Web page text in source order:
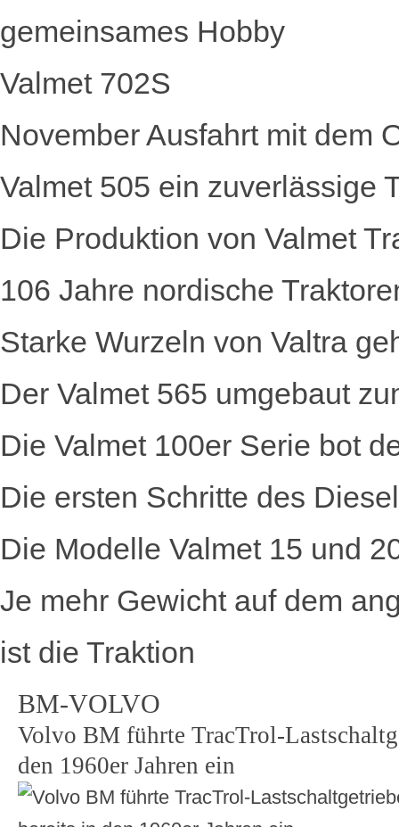
gemeinsames Hobby
Valmet 702S
November Ausfahrt mit dem
Valmet 505 ein zuverlässige
Die Produktion von Valmet
106 Jahre nordische
Starke Wurzeln von Valtra
Der Valmet 565 umgebaut
Die Valmet 100er Serie bot
Die ersten Schritte des
Die Modelle Valmet 15 und
Je mehr Gewicht auf dem
ist die Traktion
BM-VOLVO
Volvo BM führte TracTrol-
den 1960er Jahren ein